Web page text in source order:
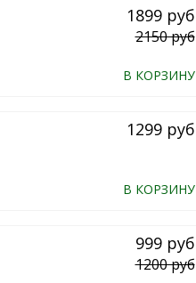
1899 руб
2150 руб
В КОРЗИНУ
1299 руб
В КОРЗИНУ
999 руб
1200 руб